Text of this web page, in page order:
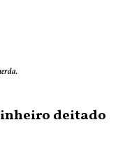
deitado